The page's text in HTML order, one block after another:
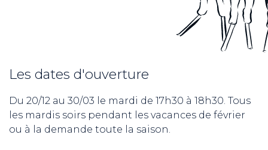
Les dates d'ouverture
Du 20/12 au 30/03 le mardi de 17h30 à 18h30. Tous
les mardis soirs pendant les vacances de février
ou à la demande toute la saison.